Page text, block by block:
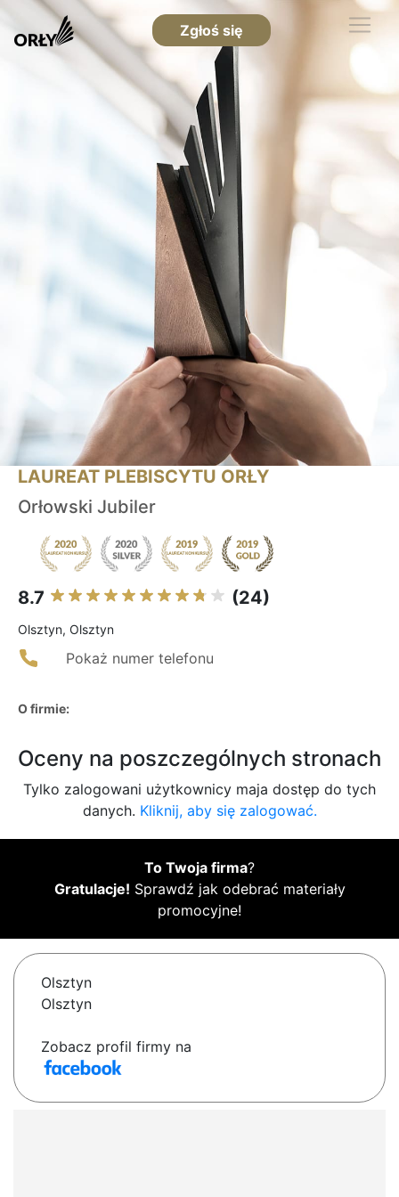
Zgłoś się
LAUREAT PLEBISCYTU ORŁY
Orłowski Jubiler
8.7 (24)
Olsztyn, Olsztyn
Pokaż numer telefonu
O firmie:
Oceny na poszczególnych stronach
Tylko zalogowani użytkownicy maja dostęp do tych
danych. Kliknij, aby się zalogować.
To Twoja firma?
Gratulacje! Sprawdź jak odebrać materiały
promocyjne!
Olsztyn
Olsztyn
Zobacz profil firmy na